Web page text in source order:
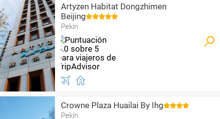
Artyzen Habitat Dongzhimen
Beijing
Pekín
Crowne Plaza Huailai By Ihg
Pekín